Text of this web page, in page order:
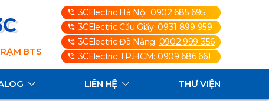
BTS
3CElectric Hà Nội: 0902 685 695
3CElectric Cầu Giấy:0931 899 959
3CElectric Đà Nẵng: 0902 999 356
3CElectric TP.HCM: 0909 686 661
LIÊN HỆ THƯ VIỆN